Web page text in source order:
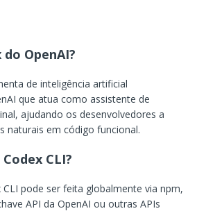
OpenAI?
de inteligência artificial
que atua como assistente de
ajudando os desenvolvedores a
naturais em código funcional.
CLI?
pode ser feita globalmente via npm,
API da OpenAI ou outras APIs